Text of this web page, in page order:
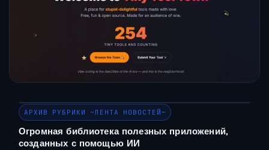
АРХИВ РУБРИКИ ~ЛЕНТА НОВОСТЕЙ~
Огромная библиотека полезных приложений,
созданных с помощью ИИ